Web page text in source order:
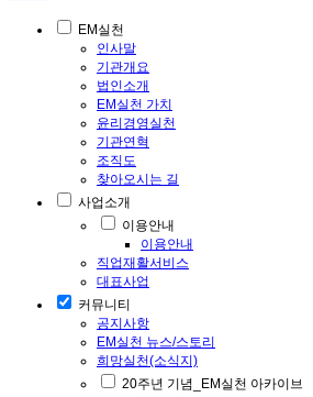
EM실천
인사말
기관개요
법인소개
EM실천 가치
윤리경영실천
기관연혁
조직도
찾아오시는 길
사업소개
이용안내
이용안내
직업재활서비스
대표사업
커뮤니티
공지사항
EM실천 뉴스/스토리
희망실천(소식지)
20주년 기념_EM실천 아카이브